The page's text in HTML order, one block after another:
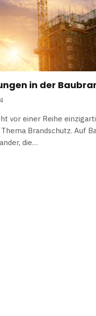
in der
vor einer Reihe
Brandschutz. Auf
die…